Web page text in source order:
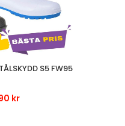
S5 FW95
kr